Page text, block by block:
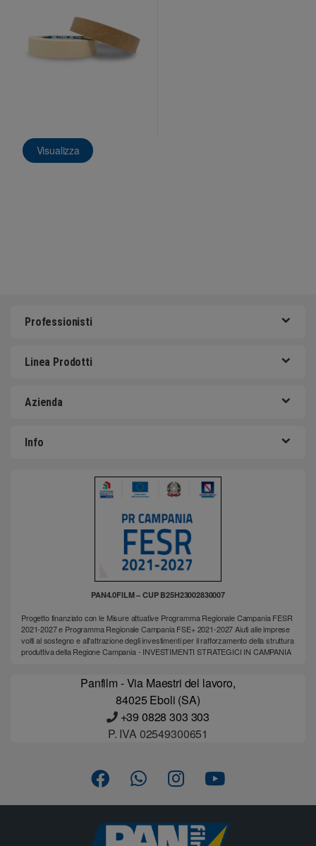
Visualizza
Professionisti
Linea Prodotti
Azienda
Info
PAN4.0FILM – CUP B25H23002830007
Progetto finanziato con le Misure attuative Programma Regionale Campania FESR
2021-2027 e Programma Regionale Campania FSE+ 2021-2027 Aiuti alle imprese
volti al sostegno e all'attrazione degli investimenti per il rafforzamento della struttura
produttiva della Regione Campania - INVESTIMENTI STRATEGICI IN CAMPANIA
Panfilm - Via Maestri del lavoro,
84025 Eboli (SA)
+39 0828 303 303
P. IVA 02549300651